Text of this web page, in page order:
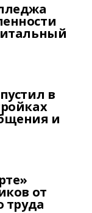
в
и
от
труда